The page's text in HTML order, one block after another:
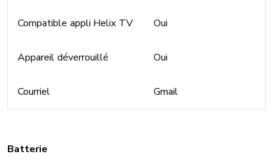
Compatible appli Helix TV Oui
Appareil déverrouillé Oui
Courriel Gmail
Batterie